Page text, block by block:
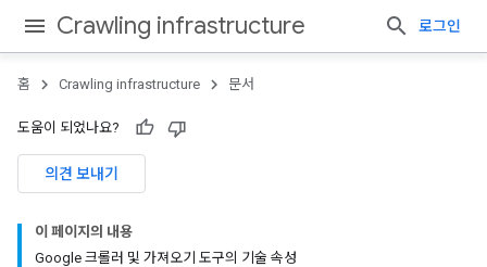
Crawling infrastructure 로그인
홈 Crawling infrastructure 문서
도움이 되었나요?
의견 보내기
이 페이지의 내용
Google 크롤러 및 가져오기 도구의 기술 속성